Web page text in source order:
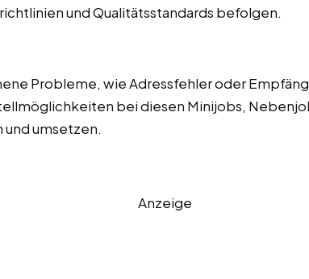
und Qualitätsstandards befolgen.
Probleme, wie Adressfehler oder
bei diesen Minijobs,
umsetzen.
Anzeige